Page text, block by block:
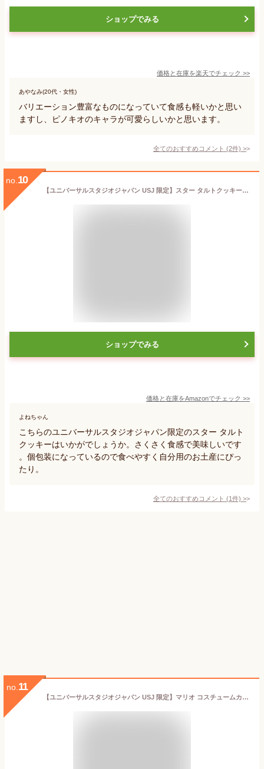
ショップでみる
価格と在庫を楽天でチェック >>
あやなみ(20代・女性)
バリエーション豊富なものになっていて食感も軽いかと思い
ますし、ピノキオのキャラが可愛らしいかと思います。
全てのおすすめコメント (2件) >
no. 10
【ユニバーサルスタジオジャパン USJ 限定】スター タルトクッキー スーパー ニンテンドー ワールド お土産 お菓子 ユニバ グッズ プレゼント (１個)
ショップでみる
価格と在庫をAmazonでチェック >>
よねちゃん
こちらのユニバーサルスタジオジャパン限定のスター タルト
クッキーはいかがでしょうか。さくさく食感で美味しいです
。個包装になっているので食べやすく自分用のお土産にぴっ
たり。
全てのおすすめコメント (1件) >
no. 11
【ユニバーサルスタジオジャパン USJ 限定】マリオ コスチュームカンクッキー スーパー ニンテンドー ワールド お土産 お菓子 ユニバ グッズ プレゼント